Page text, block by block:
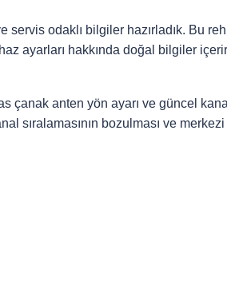
servis odaklı bilgiler hazırladık. Bu
ayarları hakkında doğal bilgiler
çanak anten yön ayarı ve güncel
sıralamasının bozulması ve